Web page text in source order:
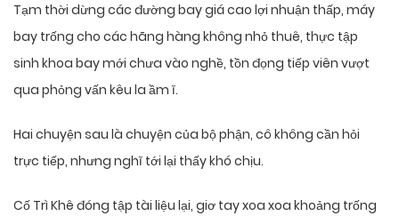
Tạm thời dừng các đường bay giá cao lợi nhuận thấp, máy
bay trống cho các hãng hàng không nhỏ thuê, thực tập
sinh khoa bay mới chưa vào nghề, tồn đọng tiếp viên vượt
qua phỏng vấn kêu la ầm ĩ.
Hai chuyện sau là chuyện của bộ phận, cô không cần hỏi
trực tiếp, nhưng nghĩ tới lại thấy khó chịu.
Cố Trì Khê đóng tập tài liệu lại, giơ tay xoa xoa khoảng trống